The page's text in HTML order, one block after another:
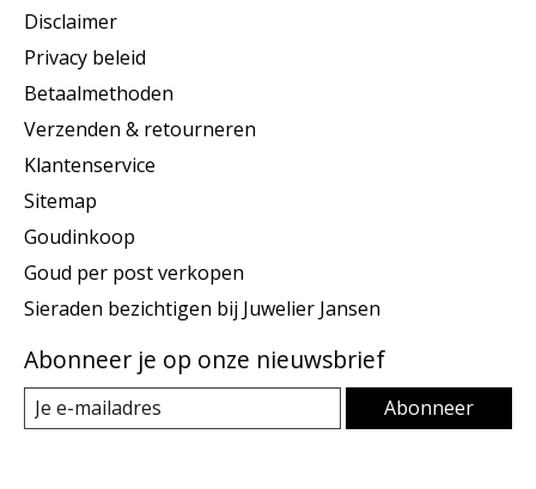
Disclaimer
Privacy beleid
Betaalmethoden
Verzenden & retourneren
Klantenservice
Sitemap
Goudinkoop
Goud per post verkopen
Sieraden bezichtigen bij Juwelier Jansen
Abonneer je op onze nieuwsbrief
Abonneer